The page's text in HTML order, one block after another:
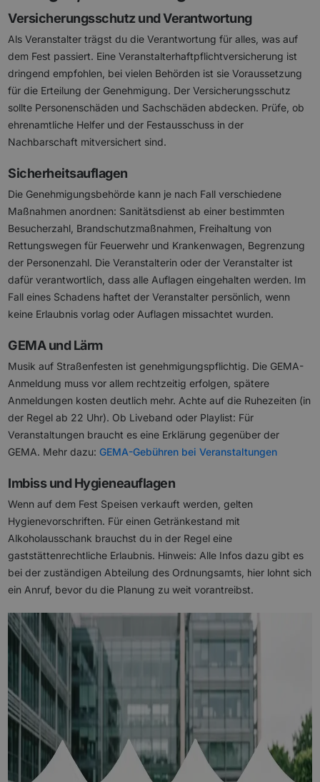
Versicherungsschutz und Verantwortung
Als Veranstalter trägst du die Verantwortung für alles, was auf
dem Fest passiert. Eine Veranstalterhaftpflichtversicherung ist
dringend empfohlen, bei vielen Behörden ist sie Voraussetzung
für die Erteilung der Genehmigung. Der Versicherungsschutz
sollte Personenschäden und Sachschäden abdecken. Prüfe, ob
ehrenamtliche Helfer und der Festausschuss in der
Nachbarschaft mitversichert sind.
Sicherheitsauflagen
Die Genehmigungsbehörde kann je nach Fall verschiedene
Maßnahmen anordnen: Sanitätsdienst ab einer bestimmten
Besucherzahl, Brandschutzmaßnahmen, Freihaltung von
Rettungswegen für Feuerwehr und Krankenwagen, Begrenzung
der Personenzahl. Die Veranstalterin oder der Veranstalter ist
dafür verantwortlich, dass alle Auflagen eingehalten werden. Im
Fall eines Schadens haftet der Veranstalter persönlich, wenn
keine Erlaubnis vorlag oder Auflagen missachtet wurden.
GEMA und Lärm
Musik auf Straßenfesten ist genehmigungspflichtig. Die GEMA-
Anmeldung muss vor allem rechtzeitig erfolgen, spätere
Anmeldungen kosten deutlich mehr. Achte auf die Ruhezeiten (in
der Regel ab 22 Uhr). Ob Liveband oder Playlist: Für
Veranstaltungen braucht es eine Erklärung gegenüber der
GEMA. Mehr dazu:GEMA-Gebühren bei Veranstaltungen
Imbiss und Hygieneauflagen
Wenn auf dem Fest Speisen verkauft werden, gelten
Hygienevorschriften. Für einen Getränkestand mit
Alkoholausschank brauchst du in der Regel eine
gaststättenrechtliche Erlaubnis. Hinweis: Alle Infos dazu gibt es
bei der zuständigen Abteilung des Ordnungsamts, hier lohnt sich
ein Anruf, bevor du die Planung zu weit vorantreibst.